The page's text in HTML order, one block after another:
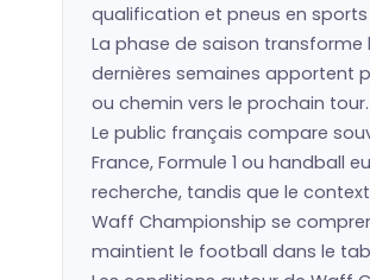
qualification et pneus en
La phase de saison transforme
dernières semaines apportent
ou chemin vers le prochain tour.
Le public français compare
France, Formule 1 ou handball
recherche, tandis que le
Waff Championship se
maintient le football dans le